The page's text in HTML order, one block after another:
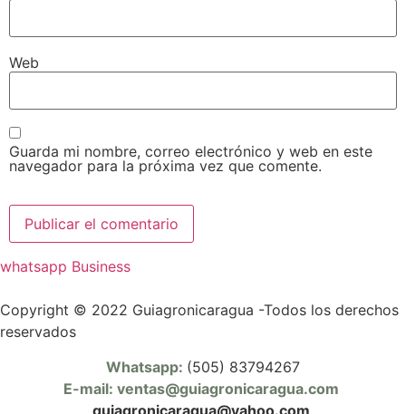
Web
Guarda mi nombre, correo electrónico y web en este
navegador para la próxima vez que comente.
whatsapp Business
Copyright © 2022 Guiagronicaragua -Todos los derechos
reservados
Whatsapp: (505) 83794267
E-mail: ventas@guiagronicaragua.com
guiagronicaragua@yahoo.com